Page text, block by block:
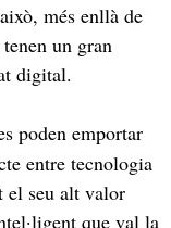
més enllà de
un gran
digital.
poden emportar
entre tecnologia
el seu alt valor
que val la